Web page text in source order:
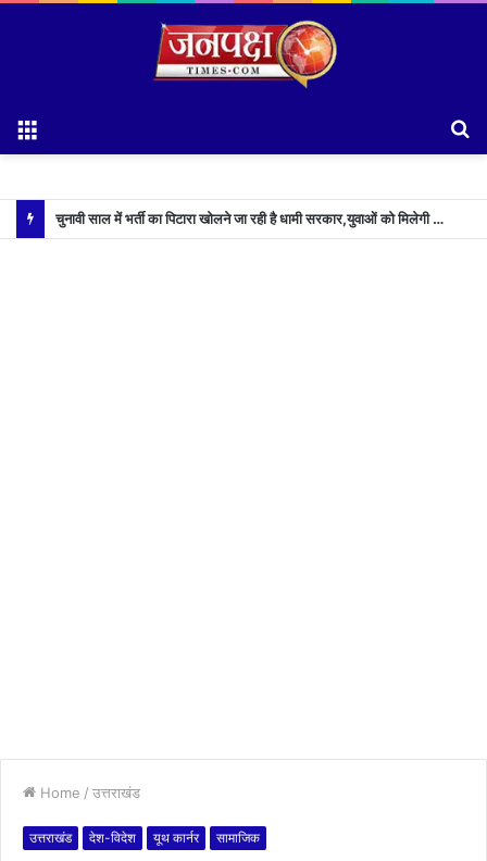
चुनावी साल में भर्ती का पिटारा खोलने जा रही है धामी सरकार,युवाओं को मिलेगी 34 हजार रिकॉर्ड भर्तियों की सौगात
Home / उत्तराखंड
उत्तराखंड देश-विदेश यूथ कार्नर सामाजिक